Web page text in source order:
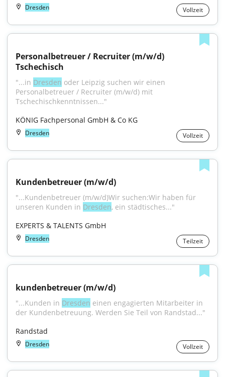
Dresden Vollzeit
Personalbetreuer / Recruiter (m/w/d)
Tschechisch
"...in Dresden oder Leipzig suchen wir einen
Personalbetreuer / Recruiter (m/w/d) mit
Tschechischkenntnissen..."
KÖNIG Fachpersonal GmbH & Co KG
Dresden Vollzeit
Kundenbetreuer (m/w/d)
"...Kundenbetreuer (m/w/d)Wir suchen:Wir haben für
unseren Kunden in Dresden, ein städtisches..."
EXPERTS & TALENTS GmbH
Dresden Teilzeit
kundenbetreuer (m/w/d)
"...Kunden in Dresden einen engagierten Mitarbeiter in
der Kundenbetreuung. Werden Sie Teil von Randstad..."
Randstad
Dresden Vollzeit